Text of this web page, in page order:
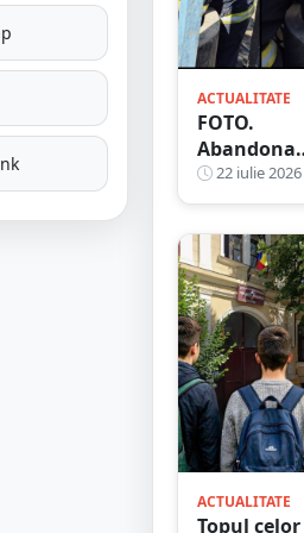
ACTUALITATE
FOTO.
de meșter, o
femeie (65
ani) a
să sape o
fântână, în
Odoreu. A
rămas
blocată
22 iulie 2026
ACTUALITATE
Topul celor